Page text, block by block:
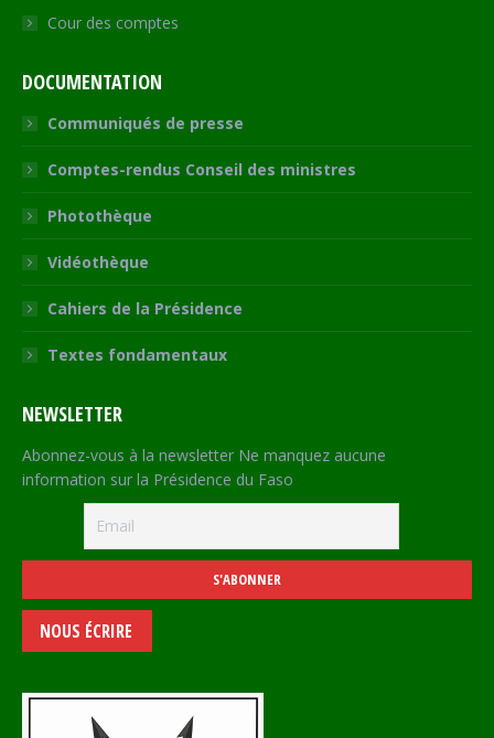
Cour des comptes
DOCUMENTATION
Communiqués de presse
Comptes-rendus Conseil des ministres
Photothèque
Vidéothèque
Cahiers de la Présidence
Textes fondamentaux
NEWSLETTER
Abonnez-vous à la newsletter Ne manquez aucune
information sur la Présidence du Faso
NOUS ÉCRIRE